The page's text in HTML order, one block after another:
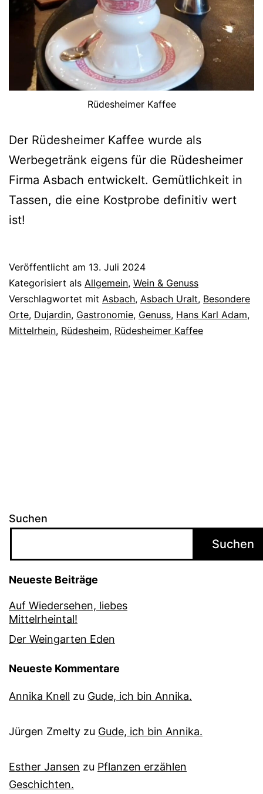
Rüdesheimer Kaffee
Der Rüdesheimer Kaffee wurde als
Werbegetränk eigens für die Rüdesheimer
Firma Asbach entwickelt. Gemütlichkeit in
Tassen, die eine Kostprobe definitiv wert
ist!
Veröffentlicht am 13. Juli 2024
Kategorisiert als Allgemein, Wein & Genuss
Verschlagwortet mit Asbach, Asbach Uralt, Besondere
Orte, Dujardin, Gastronomie, Genuss, Hans Karl Adam,
Mittelrhein, Rüdesheim, Rüdesheimer Kaffee
Suchen
Suchen
Neueste Beiträge
Auf Wiedersehen, liebes
Mittelrheintal!
Der Weingarten Eden
Neueste Kommentare
Annika Knell zu Gude, ich bin Annika.
Jürgen Zmelty zu Gude, ich bin Annika.
Esther Jansen zu Pflanzen erzählen
Geschichten.